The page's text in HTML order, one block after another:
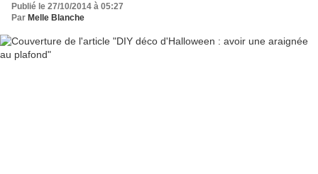
Publié le 27/10/2014 à 05:27
Par Melle Blanche